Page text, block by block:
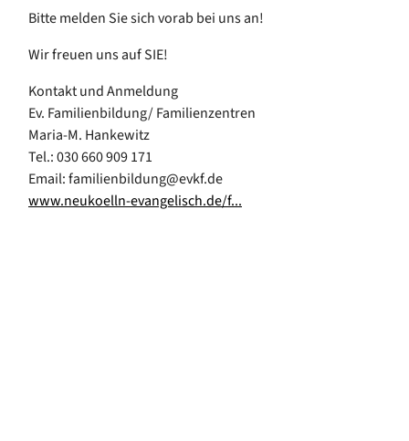
Bitte melden Sie sich vorab bei uns an!
Wir freuen uns auf SIE!
Kontakt und Anmeldung
Ev. Familienbildung/ Familienzentren
Maria-M. Hankewitz
Tel.: 030 660 909 171
Email: familienbildung@evkf.de
www.neukoelln-evangelisch.de/f...